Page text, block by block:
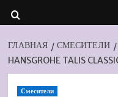
ГЛАВНАЯ СМЕСИТЕЛИ
HANSGROHE TALIS
Смесители